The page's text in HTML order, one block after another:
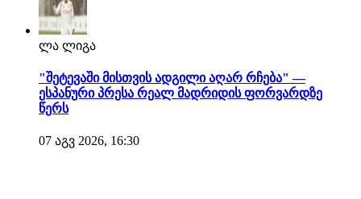
ლა ლიგა
"შეტევაში მისთვის ადგილი აღარ რჩება" —
ესპანური პრესა რეალ მადრიდის ფორვარდზე
წერს
07 აგვ 2026, 16:30